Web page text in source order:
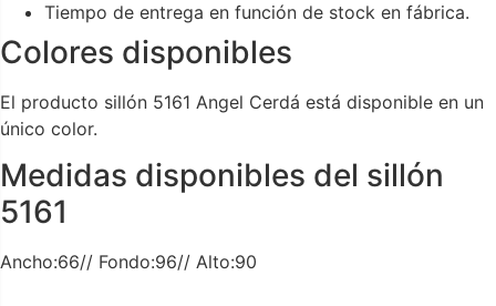
Tiempo de entrega en función de stock en fábrica.
Colores disponibles
El producto sillón 5161 Angel Cerdá está disponible en un
único color.
Medidas disponibles del sillón
5161
Ancho:66// Fondo:96// Alto:90